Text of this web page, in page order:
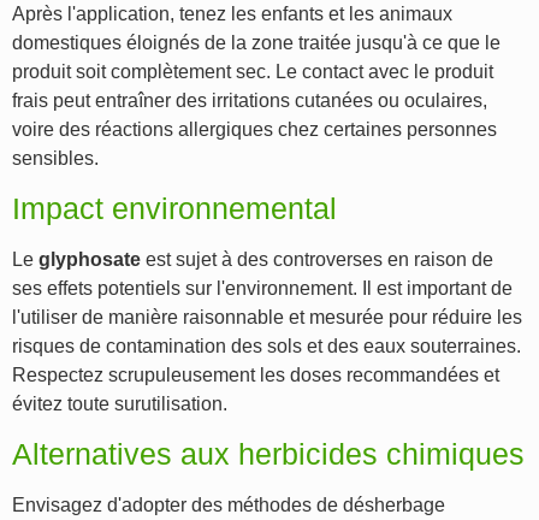
Après l'application, tenez les enfants et les animaux
domestiques éloignés de la zone traitée jusqu'à ce que le
produit soit complètement sec. Le contact avec le produit
frais peut entraîner des irritations cutanées ou oculaires,
voire des réactions allergiques chez certaines personnes
sensibles.
Impact environnemental
Le glyphosate est sujet à des controverses en raison de
ses effets potentiels sur l'environnement. Il est important de
l'utiliser de manière raisonnable et mesurée pour réduire les
risques de contamination des sols et des eaux souterraines.
Respectez scrupuleusement les doses recommandées et
évitez toute surutilisation.
Alternatives aux herbicides chimiques
Envisagez d'adopter des méthodes de désherbage